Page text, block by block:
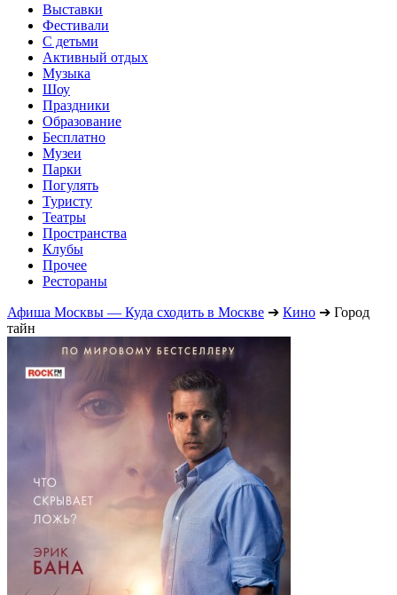
Выставки
Фестивали
С детьми
Активный отдых
Музыка
Шоу
Праздники
Образование
Бесплатно
Музеи
Парки
Погулять
Туристу
Театры
Пространства
Клубы
Прочее
Рестораны
Афиша Москвы — Куда сходить в Москве ➔ Кино ➔ Город
тайн